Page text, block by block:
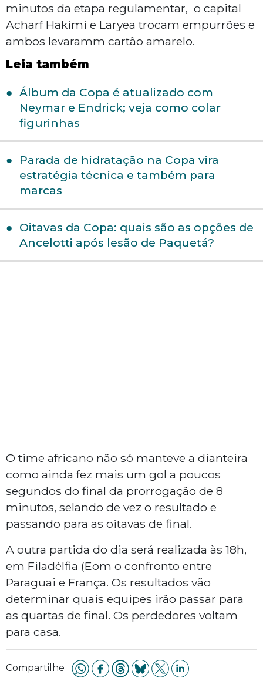
minutos da etapa regulamentar, o capital
Acharf Hakimi e Laryea trocam empurrões e
ambos levaramm cartão amarelo.
Leia também
Álbum da Copa é atualizado com
Neymar e Endrick; veja como colar
figurinhas
Parada de hidratação na Copa vira
estratégia técnica e também para
marcas
Oitavas da Copa: quais são as opções de
Ancelotti após lesão de Paquetá?
O time africano não só manteve a dianteira
como ainda fez mais um gol a poucos
segundos do final da prorrogação de 8
minutos, selando de vez o resultado e
passando para as oitavas de final.
A outra partida do dia será realizada às 18h,
em Filadélfia (Eom o confronto entre
Paraguai e França. Os resultados vão
determinar quais equipes irão passar para
as quartas de final. Os perdedores voltam
para casa.
Compartilhe